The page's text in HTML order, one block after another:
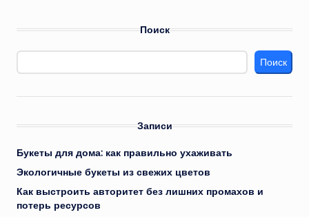
Поиск
Поиск
Записи
Букеты для дома: как правильно ухаживать
Экологичные букеты из свежих цветов
Как выстроить авторитет без лишних промахов и
потерь ресурсов